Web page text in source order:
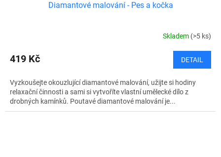
Diamantové malování - Pes a kočka
Skladem (>5 ks)
419 Kč DETAIL
Vyzkoušejte okouzlující diamantové malování, užijte si hodiny
relaxační činnosti a sami si vytvoříte vlastní umělecké dílo z
drobných kamínků. Poutavé diamantové malování je...